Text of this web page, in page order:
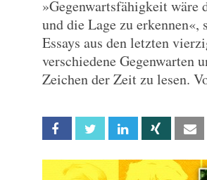
»Gegenwartsfähigkeit wäre
und die Lage zu erkennen«,
Essays aus den letzten
verschiedene Gegenwarten
Zeichen der Zeit zu lesen.
Facebook Twitter Linkedin Xing